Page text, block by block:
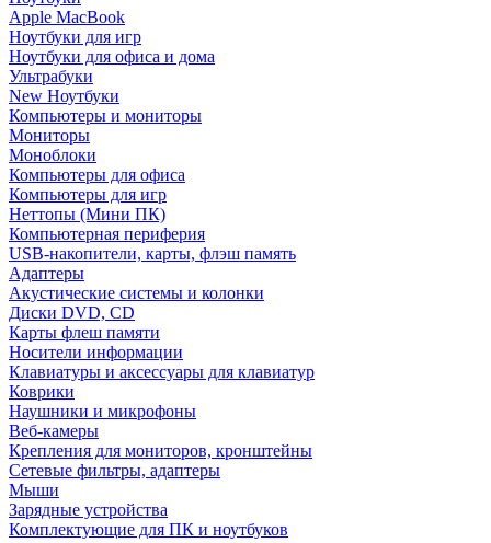
Apple MacBook
Ноутбуки для игр
Ноутбуки для офиса и дома
Ультрабуки
New Ноутбуки
Компьютеры и мониторы
Мониторы
Моноблоки
Компьютеры для офиса
Компьютеры для игр
Неттопы (Мини ПК)
Компьютерная периферия
USB-накопители, карты, флэш память
Адаптеры
Акустические системы и колонки
Диски DVD, CD
Карты флеш памяти
Носители информации
Клавиатуры и аксессуары для клавиатур
Коврики
Наушники и микрофоны
Веб-камеры
Крепления для мониторов, кронштейны
Сетевые фильтры, адаптеры
Мыши
Зарядные устройства
Комплектующие для ПК и ноутбуков